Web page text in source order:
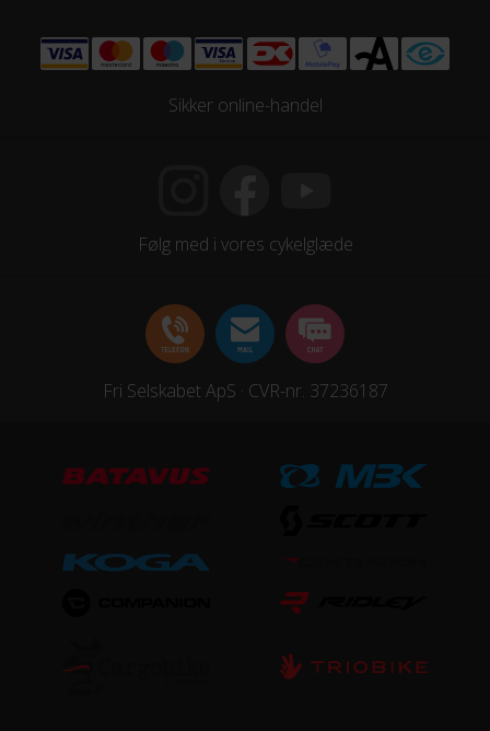
Aluminium
Sikker online-handel
Følg med i vores cykelglæde
Fri Selskabet ApS · CVR-nr. 37236187